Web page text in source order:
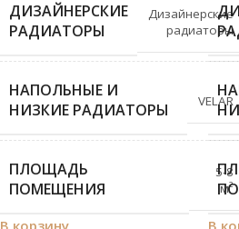
ДИЗАЙНЕРСКИЕ
РАДИАТОРЫ
Дизайнерские
радиаторы
НАПОЛЬНЫЕ И
НИЗКИЕ РАДИАТОРЫ
VELAR
ПЛОЩАДЬ
ПОМЕЩЕНИЯ
5-8
м²
В корзину В